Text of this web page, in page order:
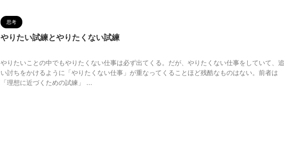
思考
やりたい試練とやりたくない試練
やりたいことの中でもやりたくない仕事は必ず出てくる。だが、やりたくない仕事をしていて、追
い討ちをかけるように「やりたくない仕事」が重なってくることほど残酷なものはない。前者は
「理想に近づくための試練」 ...